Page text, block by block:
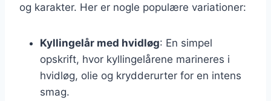
og karakter. Her er nogle populære variationer:
Kyllingelår med hvidløg: En simpel
opskrift, hvor kyllingelårene marineres i
hvidløg, olie og krydderurter for en intens
smag.